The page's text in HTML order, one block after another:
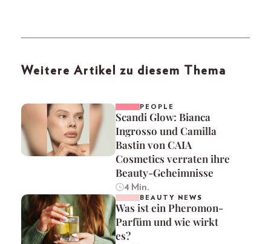
Weitere Artikel zu diesem Thema
PEOPLE
Scandi Glow: Bianca
Ingrosso und Camilla
Bastin von CAIA
Cosmetics verraten ihre
Beauty-Geheimnisse
4 Min.
BEAUTY NEWS
Was ist ein Pheromon-
Parfüm und wie wirkt
es?